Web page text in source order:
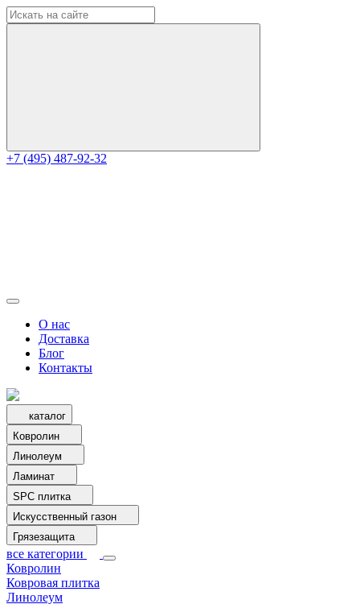
+7 (495) 487-92-32
О нас
Доставка
Блог
Контакты
каталог
Ковролин
Линолеум
Ламинат
SPC плитка
Искусственный газон
Грязезащита
все категории
Ковролин
Ковровая плитка
Линолеум